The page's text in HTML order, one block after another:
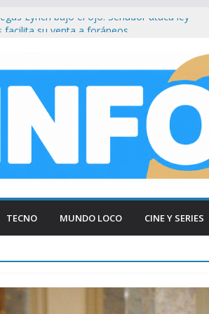
Lynch bajo el ojo: Senador ataca ley
Paraná
testimonio clave de Javier
Cuadernos
tradicional al borde del cierre por
Firmeza a Luis Caputo: «La industria es
respeto»
TECNO MUNDO LOCO CINE Y SERIES